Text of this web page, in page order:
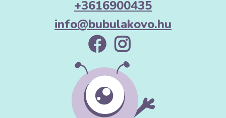
+3616900435
info@bubulakovo.hu